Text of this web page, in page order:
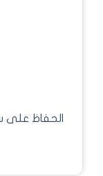
الحفاظ